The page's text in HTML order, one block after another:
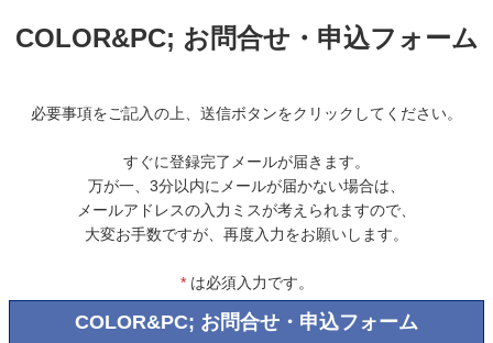
COLOR&PC; お問合せ・申込フォーム
必要事項をご記入の上、送信ボタンをクリックしてください。
すぐに登録完了メールが届きます。
万が一、3分以内にメールが届かない場合は、
メールアドレスの入力ミスが考えられますので、
大変お手数ですが、再度入力をお願いします。
*は必須入力です。
COLOR&PC; お問合せ・申込フォーム